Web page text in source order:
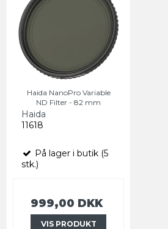
Haida NanoPro Variable
ND Filter - 82 mm
Haida
11618
På lager i butik (5
stk.)
999,00 DKK
VIS PRODUKT